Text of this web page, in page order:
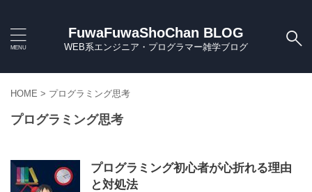
FuwaFuwaShoChan BLOG
WEB系エンジニア・プログラマー雑学ブログ
HOME > プログラミング思考
プログラミング思考
プログラミング初心者が心折れる理由
と対処法